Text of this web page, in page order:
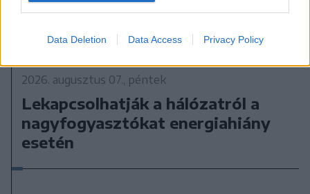
Data Deletion Data Access Privacy Policy
2026. augusztus 07., péntek
Lekapcsolhatják a hálózatról a
nagyfogyasztókat energiahiány
esetén